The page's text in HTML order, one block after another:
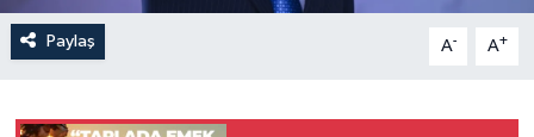
Paylaş A- A+